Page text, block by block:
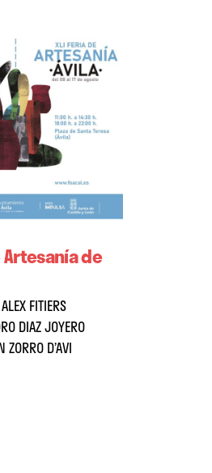
Artesanía de
FITIERS
DIAZ JOYERO
D’AVI